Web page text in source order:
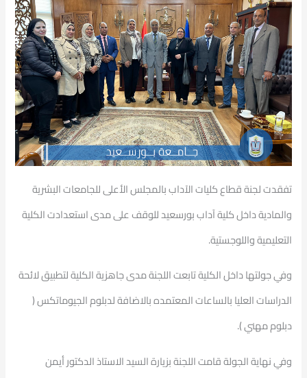
تفقدت لجنة قطاع كليات الآداب بالمجلس الأعلى للجامعات البشرية
والمادية داخل كلية آداب بورسعيد للوقف على مدى استعدادت الكلية
التعليمية واللوجستية.
وفي جولتها داخل الكلية تابعت اللجنة مدى جاهزية الكلية لتطبيق لائحة
الدراسات العليا بالساعات المعتمده بالاضافة لدبلوم الجيوماتكس (
دبلوم مهني ).
وفي نهاية الجولة قامت اللجنة بزيارة السيد الاستاذ الدكتور أيمن